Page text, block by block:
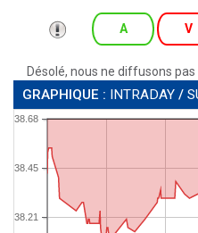
A V
Désolé, nous ne diffusons
GRAPHIQUE : INTRADAY /
38.21
38.45
38.68